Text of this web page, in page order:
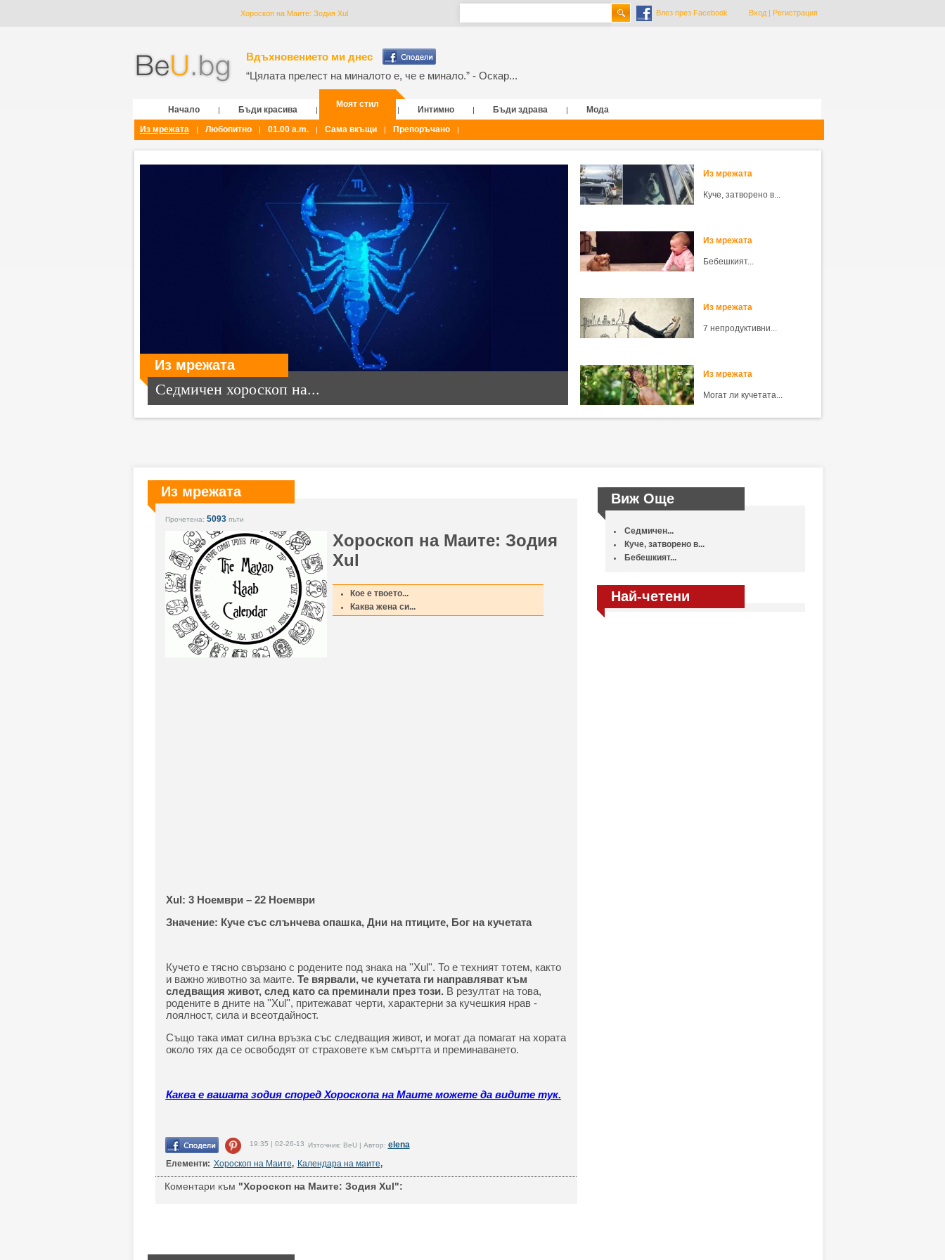
Хороскоп на Маите: Зодия Xul Влез през Facebook Вход| Регистрация
Вдъхновението ми днес
“Цялата прелест на миналото е, че е минало.” - Оскар...
Начало | Бъди красива |
Моят стил
| Интимно | Бъди здрава |
Мода
Из мрежата
| Любопитно | 01.00 a.m. | Сама вкъщи | Препоръчано |
Из мрежата
Седмичен хороскоп на...
Из мрежата
Куче, затворено в...
Из мрежата
Бебешкият...
Из мрежата
7 непродуктивни...
Из мрежата
Могат ли кучетата...
Из мрежата
Прочетена: 5093пъти
Хороскоп на Маите: Зодия
Xul
Кое е твоето...
Каква жена си...
Xul: 3 Ноември – 22 Ноември
Значение: Куче със слънчева опашка, Дни на птиците, Бог на кучетата
Кучето е тясно свързано с родените под знака на ''Xul''. То е техният тотем, както
и важно животно за маите. Те вярвали, че кучетата ги направляват към
следващия живот, след като са преминали през този. В резултат на това,
родените в дните на ''Xul'', притежават черти, характерни за кучешкия нрав -
лоялност, сила и всеотдайност.
Също така имат силна връзка със следващия живот, и могат да помагат на хората
около тях да се освободят от страховете към смъртта и преминаването.
Каква е вашата зодия според Хороскопа на Маите можете да видите тук.
19:35 | 02-26-13 Източник: BeU | Автор: elena
Елементи: Хороскоп на Маите, Календара на маите,
Коментари към "Хороскоп на Маите: Зодия Xul":
Виж Още
Седмичен...
Куче, затворено в...
Бебешкият...
Най-четени